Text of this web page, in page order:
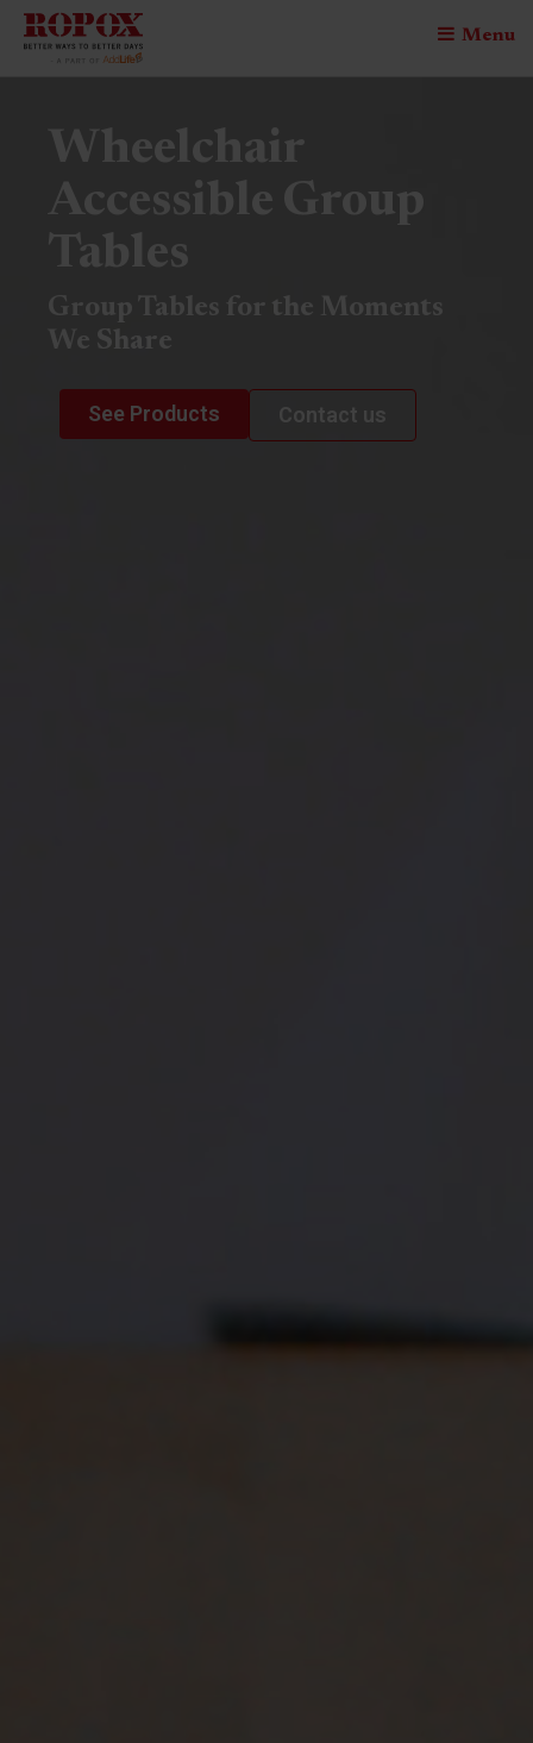
Menu
Wheelchair
Accessible Group
Tables
Group Tables for the Moments
We Share
See Products Contact us